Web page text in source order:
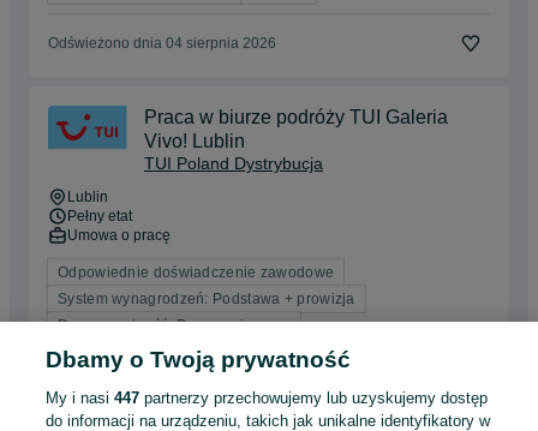
Odświeżono dnia 04 sierpnia 2026
Praca w biurze podróży TUI Galeria
Vivo! Lublin
TUI Poland Dystrybucja
Lublin
Pełny etat
Umowa o pracę
Odpowiednie doświadczenie zawodowe
System wynagrodzeń: Podstawa + prowizja
Dyspozycyjność: Praca zmianowa
Samochód służbowy: Nie
+ 2 inne
Odświeżono dnia 31 lipca 2026
Dbamy o Twoją prywatność
My i nasi447 partnerzy przechowujemy lub uzyskujemy dostęp
do informacji na urządzeniu, takich jak unikalne identyfikatory w